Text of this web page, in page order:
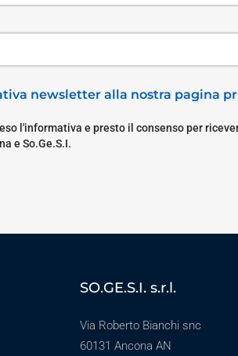
newsletter alla nostra pagina
l'informativa e presto il consenso per
e So.Ge.S.I.
SO.GE.S.I. s.r.l.
Via Roberto Bianchi snc
60131 Ancona AN